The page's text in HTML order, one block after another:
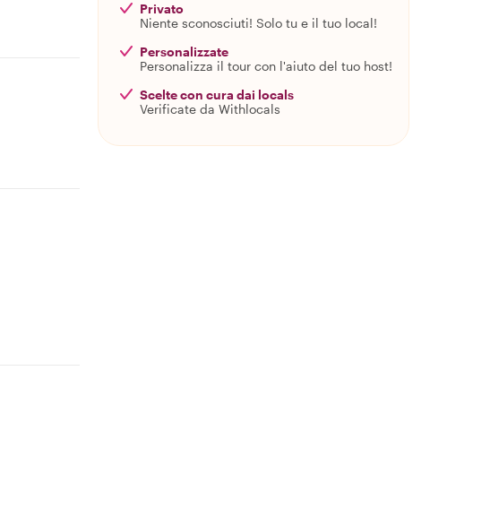
Privato
Niente sconosciuti! Solo tu e il tuo local!
Personalizzate
Personalizza il tour con l'aiuto del tuo host!
Scelte con cura dai locals
Verificate da Withlocals